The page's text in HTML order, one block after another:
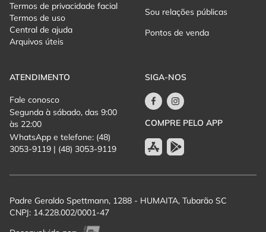
Termos de privacidade facial
Termos de uso
Central de ajuda
Arquivos úteis
Sou relações públicas
Pontos de venda
ATENDIMENTO
Fale conosco
Segunda à sábado, das 9:00
às 22:00
WhatsApp e telefone: (48)
3053-9119 | (48) 3053-9119
SIGA-NOS
COMPRE PELO APP
Padre Geraldo Spettmann, 1288 - HUMAITA, Tubarão SC
CNPJ: 14.228.002/0001-47